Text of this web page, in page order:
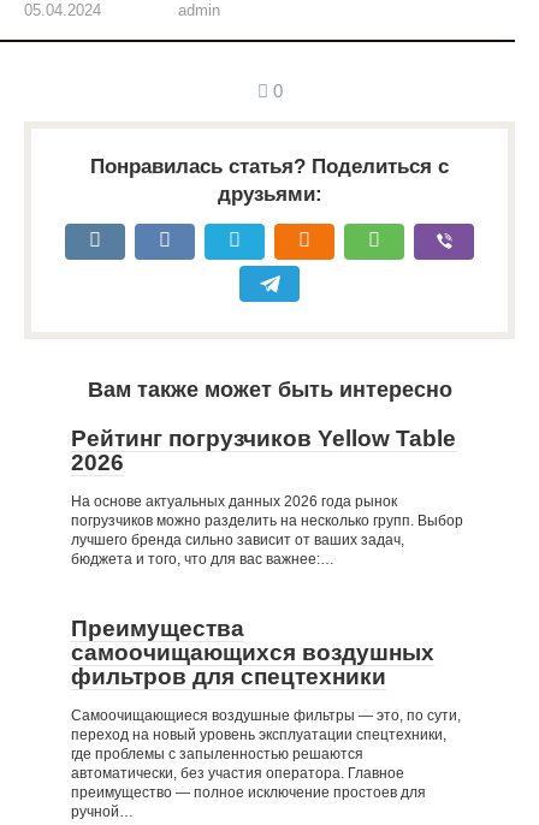
05.04.2024 admin
0
Понравилась статья? Поделиться с
друзьями:
Вам также может быть интересно
Рейтинг погрузчиков Yellow Table
2026
На основе актуальных данных 2026 года рынок
погрузчиков можно разделить на несколько групп. Выбор
лучшего бренда сильно зависит от ваших задач,
бюджета и того, что для вас важнее:…
Преимущества
самоочищающихся воздушных
фильтров для спецтехники
Самоочищающиеся воздушные фильтры — это, по сути,
переход на новый уровень эксплуатации спецтехники,
где проблемы с запыленностью решаются
автоматически, без участия оператора. Главное
преимущество — полное исключение простоев для
ручной…